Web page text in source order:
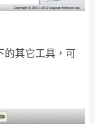
的其它工具，可